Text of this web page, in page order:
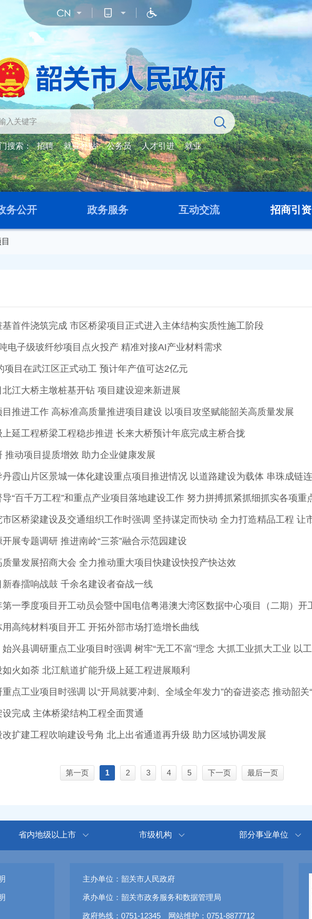
搜索： 招聘 就业补贴 公务员 人才引进 就业
务公开 政务服务 互动交流 招商引资
首件浇筑完成 市区桥梁项目正式进入主体结构实质性施工阶段
电子级玻纤纱项目点火投产 精准对接AI产业材料需求
项目在武江区正式动工 预计年产值可达2亿元
江大桥主墩桩基开钻 项目建设迎来新进展
目推进工作 高标准高质量推进项目建设 以项目攻坚赋能韶关高质量发展
延工程桥梁工程稳步推进 长来大桥预计年底完成主桥合拢
推动项目提质增效 助力企业健康发展
展专题调研 推进南岭“三茶”融合示范园建设
量发展招商大会 全力推动重大项目快建设快投产快达效
春擂响战鼓 千余名建设者奋战一线
高纯材料项目开工 开拓外部市场打造增长曲线
火如荼 北江航道扩能升级上延工程进展顺利
完成 主体桥梁结构工程全面贯通
扩建工程吹响建设号角 北上出省通道再升级 助力区域协调发展
第一页 1 2 3 4 5 下一页 最后一页
省内地级以上市 市级机构 部分事业单位
主办单位：韶关市人民政府
承办单位：韶关市政务服务和数据管理局
政府热线：0751-12345 网站维护：0751-8877712